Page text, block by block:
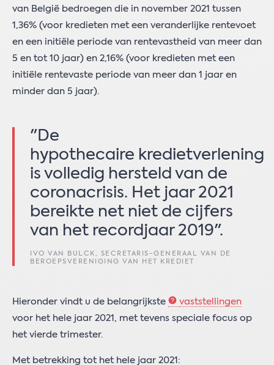
van België bedroegen die in november 2021 tussen
1,36% (voor kredieten met een veranderlijke rentevoet
en een initiële periode van rentevastheid van meer dan
5 en tot 10 jaar) en 2,16% (voor kredieten met een
initiële rentevaste periode van meer dan 1 jaar en
minder dan 5 jaar).
"De
hypothecaire kredietverlening
is volledig hersteld van de
coronacrisis. Het jaar 2021
bereikte net niet de cijfers
van het recordjaar 2019".
IVO VAN BULCK, SECRETARIS-GENERAAL VAN DE
BEROEPSVERENIGING VAN HET KREDIET
Hieronder vindt u de belangrijkste
vaststellingen
voor het hele jaar 2021, met tevens speciale focus op
het vierde trimester.
Met betrekking tot het hele jaar 2021: